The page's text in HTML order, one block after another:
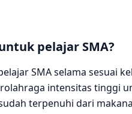
pelajar SMA?
SMA selama sesuai
intensitas tinggi
terpenuhi dari